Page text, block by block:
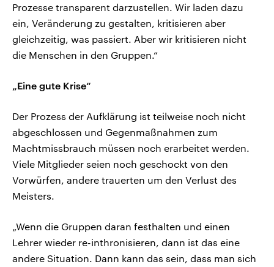
Prozesse transparent darzustellen. Wir laden dazu
ein, Veränderung zu gestalten, kritisieren aber
gleichzeitig, was passiert. Aber wir kritisieren nicht
die Menschen in den Gruppen.“
„Eine gute Krise“
Der Prozess der Aufklärung ist teilweise noch nicht
abgeschlossen und Gegenmaßnahmen zum
Machtmissbrauch müssen noch erarbeitet werden.
Viele Mitglieder seien noch geschockt von den
Vorwürfen, andere trauerten um den Verlust des
Meisters.
„Wenn die Gruppen daran festhalten und einen
Lehrer wieder re-inthronisieren, dann ist das eine
andere Situation. Dann kann das sein, dass man sich